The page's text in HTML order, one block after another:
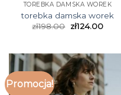
TOREBKA DAMSKA WOREK
torebka damska worek
zł198.00 zł124.00
Promocja!